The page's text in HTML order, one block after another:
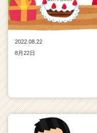
2022.08.22
8月22日